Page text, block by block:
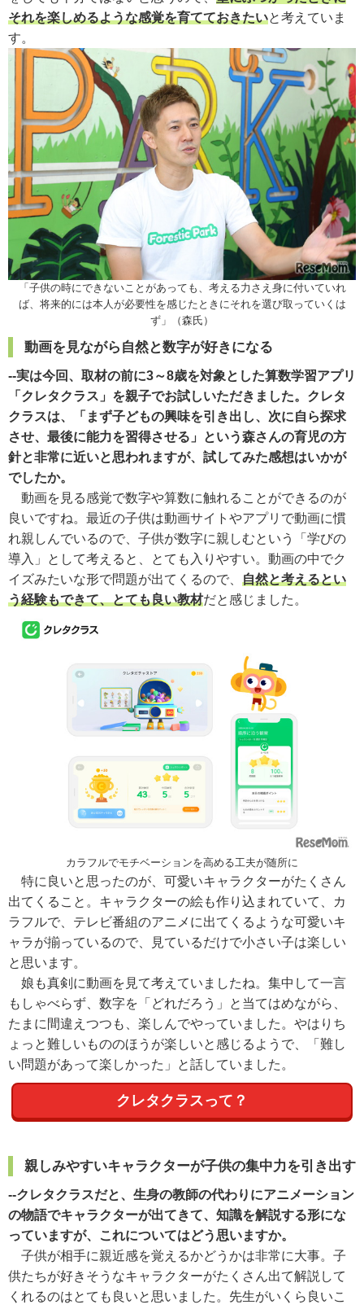
それを楽しめるような感覚を育てておきたいと考えていま
す。
「子供の時にできないことがあっても、考える力さえ身に付いていれ
ば、将来的には本人が必要性を感じたときにそれを選び取っていくは
ず」（森氏）
動画を見ながら自然と数字が好きになる
--実は今回、取材の前に3～8歳を対象とした算数学習アプリ
「クレタクラス」を親子でお試しいただきました。クレタ
クラスは、「まず子どもの興味を引き出し、次に自ら探求
させ、最後に能力を習得させる」という森さんの育児の方
針と非常に近いと思われますが、試してみた感想はいかが
でしたか。
動画を見る感覚で数字や算数に触れることができるのが
良いですね。最近の子供は動画サイトやアプリで動画に慣
れ親しんでいるので、子供が数字に親しむという「学びの
導入」として考えると、とても入りやすい。動画の中でク
イズみたいな形で問題が出てくるので、 自然と考えるとい
う経験もできて、とても良い教材だと感じました。
カラフルでモチベーションを高める工夫が随所に
特に良いと思ったのが、可愛いキャラクターがたくさん
出てくること。キャラクターの絵も作り込まれていて、カ
ラフルで、テレビ番組のアニメに出てくるような可愛いキ
ャラが揃っているので、見ているだけで小さい子は楽しい
と思います。
娘も真剣に動画を見て考えていましたね。集中して一言
もしゃべらず、数字を「どれだろう」と当てはめながら、
たまに間違えつつも、楽しんでやっていました。やはりち
ょっと難しいもののほうが楽しいと感じるようで、「難し
い問題があって楽しかった」と話していました。
クレタクラスって？
親しみやすいキャラクターが子供の集中力を引き出す
--クレタクラスだと、生身の教師の代わりにアニメーション
の物語でキャラクターが出てきて、知識を解説する形にな
っていますが、これについてはどう思いますか。
子供が相手に親近感を覚えるかどうかは非常に大事。子
供たちが好きそうなキャラクターがたくさん出て解説して
くれるのはとても良いと思いました。先生がいくら良いこ